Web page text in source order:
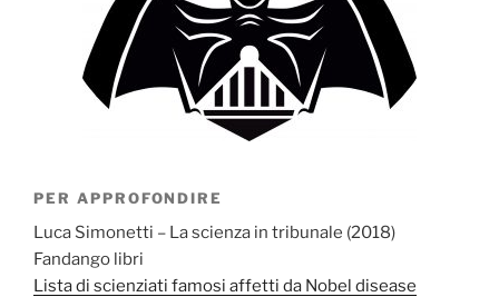
PER APPROFONDIRE
Luca Simonetti – La scienza in tribunale (2018)
Fandango libri
Lista di scienziati famosi affetti da Nobel disease